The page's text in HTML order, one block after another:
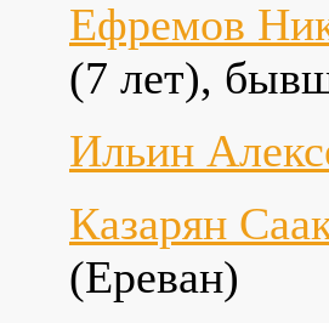
Ефремов
(7 лет),
Ильин
Казарян
(Ереван)